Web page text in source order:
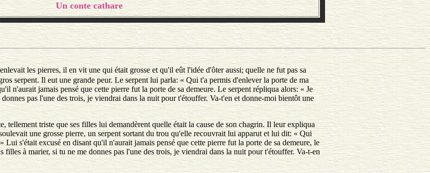
Un conte cathare
les pierres, il en vit une qui était grosse et qu'il eût l'idée d'ôter aussi; quelle ne fut pas sa
serpent. Il eut une grande peur. Le serpent lui parla: « Qui t'a permis d'enlever la porte de ma
n'aurait jamais pensé que cette pierre fut la porte de sa demeure. Le serpent répliqua alors: « Je
pas l'une des trois, je viendrai dans la nuit pour t'étouffer. Va-t'en et donne-moi bientôt une
tellement triste que ses filles lui demandèrent quelle était la cause de son chagrin. Il leur expliqua
une grosse pierre, un serpent sortant du trou qu'elle recouvrait lui apparut et lui dit: « Qui
Lui s'était excusé en disant qu'il n'aurait jamais pensé que cette pierre fut la porte de sa demeure, le
filles à marier, si tu ne me donnes pas l'une des trois, je viendrai dans la nuit pour t'étouffer. Va-t-en